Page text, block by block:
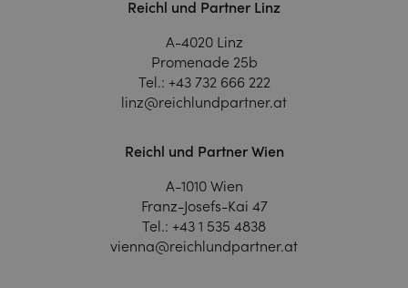
Reichl und Partner Linz
A-4020 Linz
Promenade 25b
Tel.: +43 732 666 222
linz@reichlundpartner.at
Reichl und Partner Wien
A-1010 Wien
Franz-Josefs-Kai 47
Tel.: +43 1 535 4838
vienna@reichlundpartner.at